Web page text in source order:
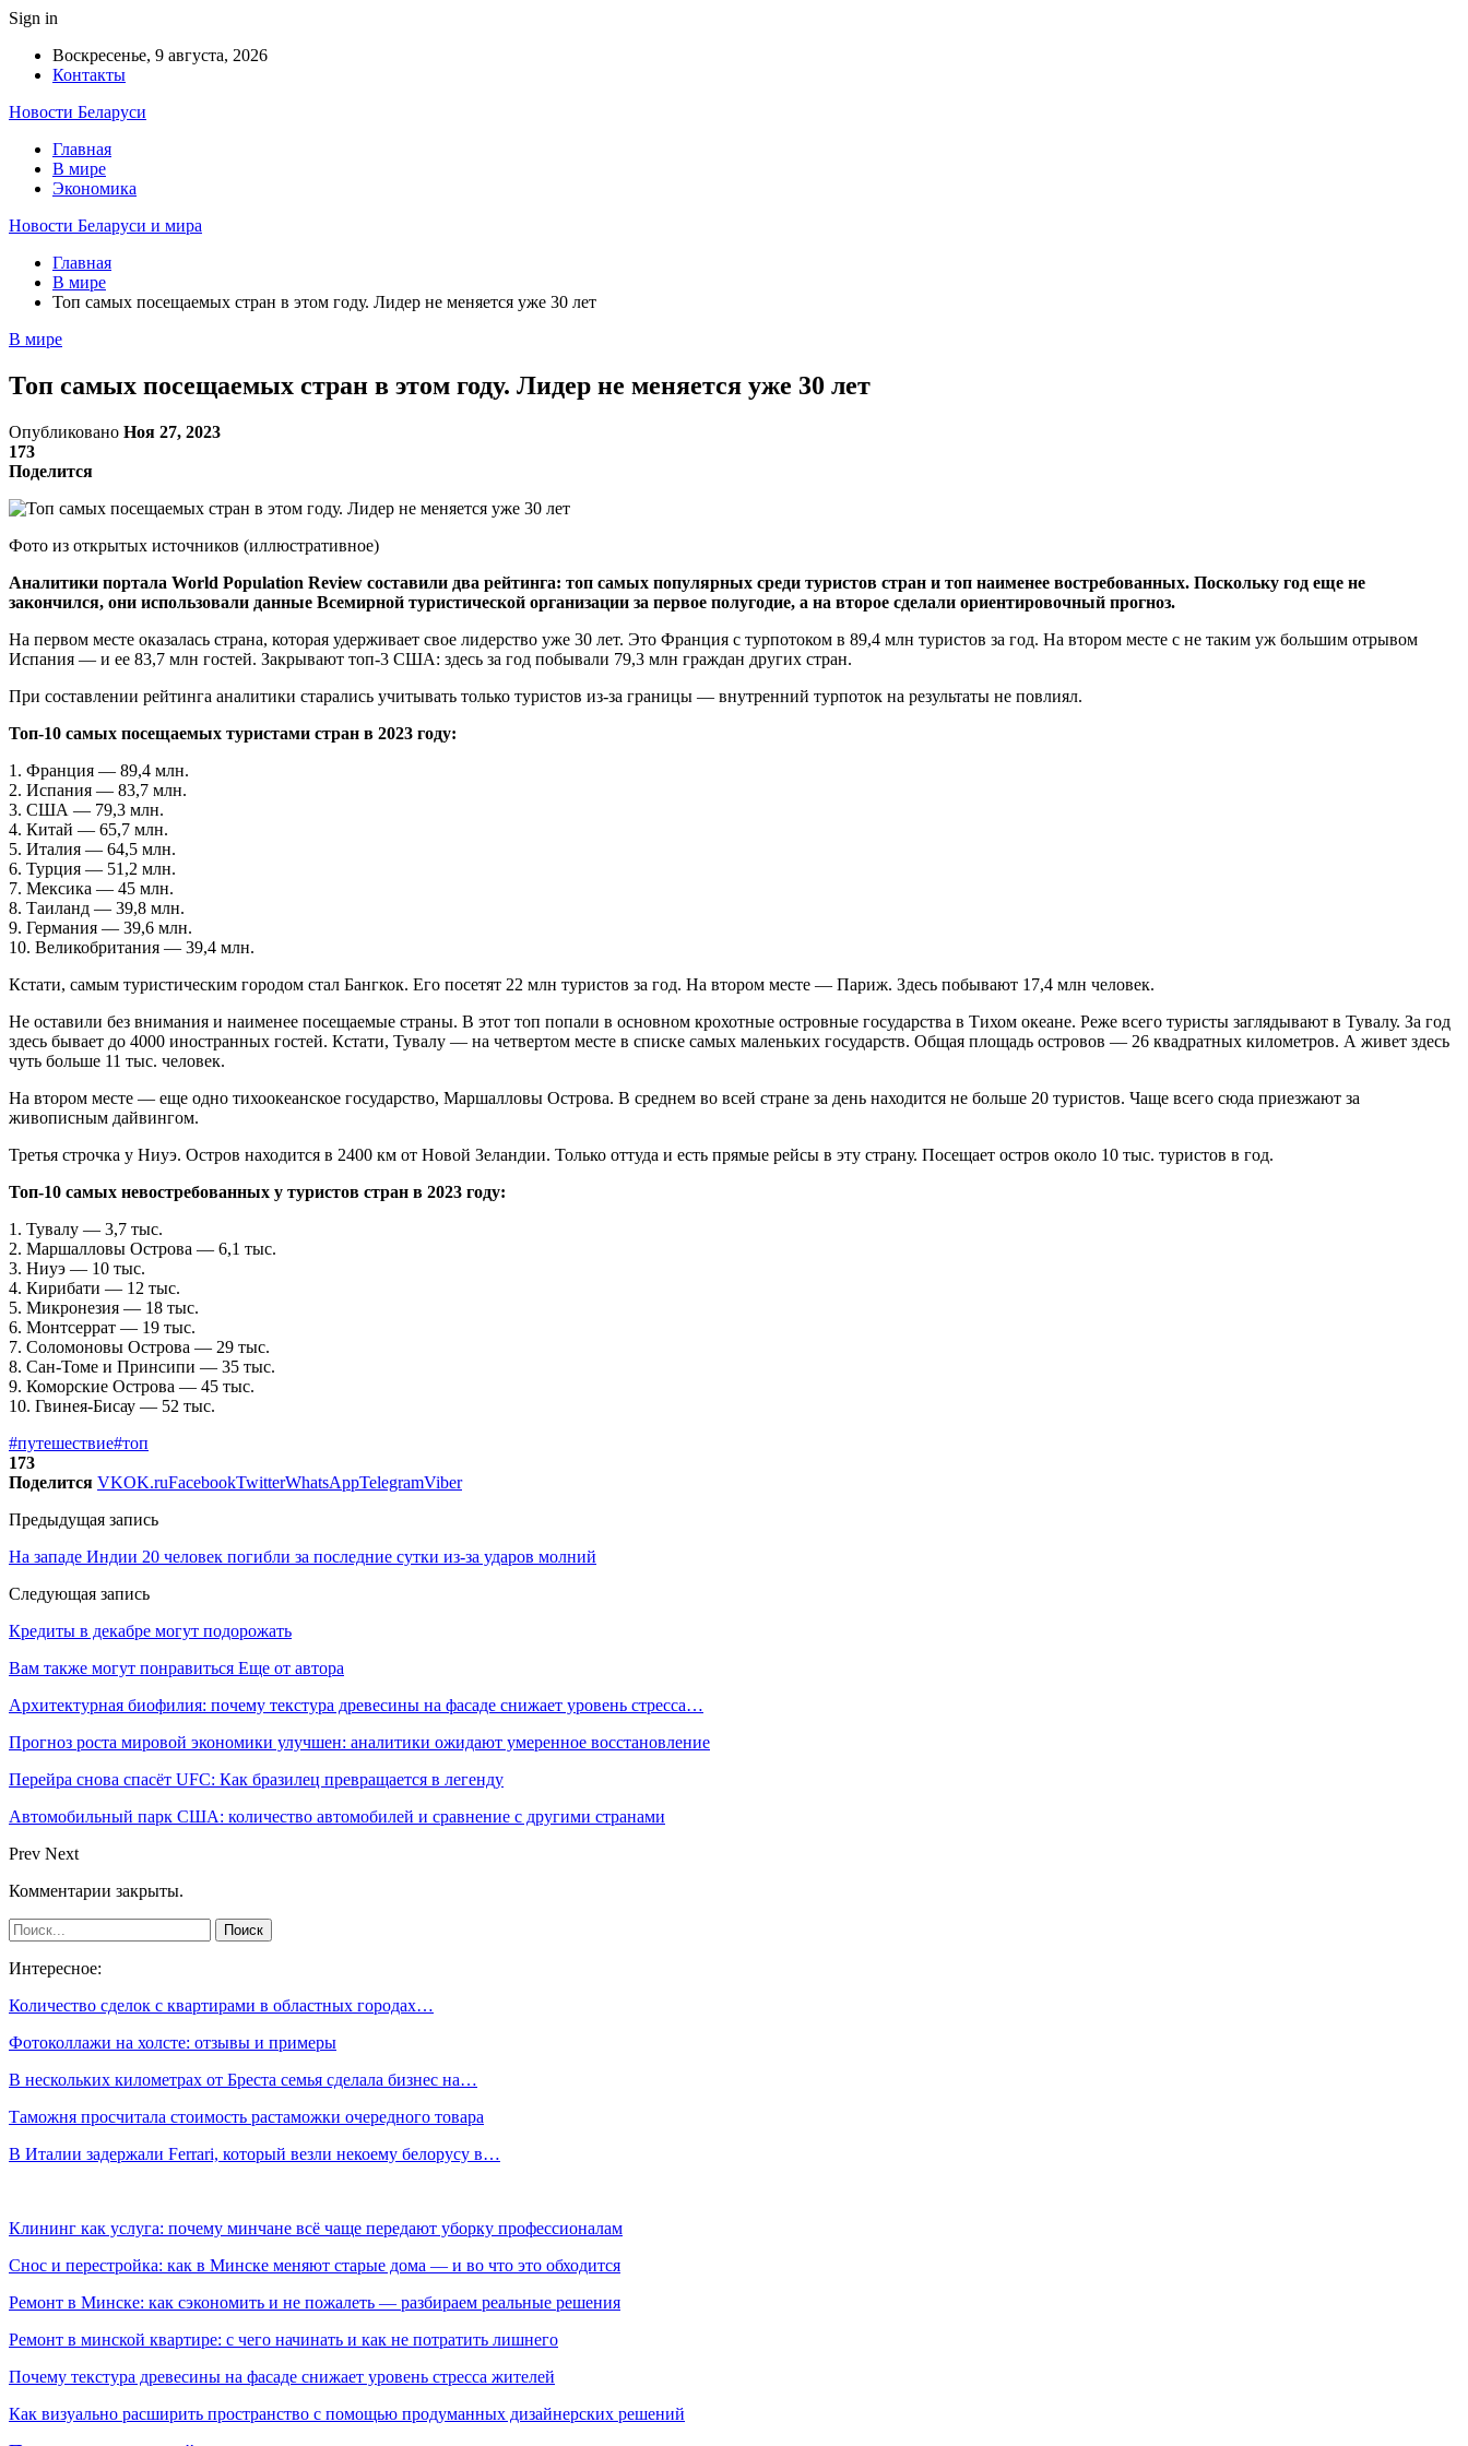
Sign in
Воскресенье, 9 августа, 2026
Контакты
Новости Беларуси
Главная
В мире
Экономика
Новости Беларуси и мира
Главная
В мире
Топ самых посещаемых стран в этом году. Лидер не меняется уже 30 лет
В мире
Топ самых посещаемых стран в этом году. Лидер не меняется уже 30 лет
Опубликовано Ноя 27, 2023
173
Поделится
Фото из открытых источников (иллюстративное)
Аналитики портала World Population Review составили два рейтинга: топ самых популярных среди туристов стран и топ наименее востребованных. Поскольку год еще не
закончился, они использовали данные Всемирной туристической организации за первое полугодие, а на второе сделали ориентировочный прогноз.
На первом месте оказалась страна, которая удерживает свое лидерство уже 30 лет. Это Франция с турпотоком в 89,4 млн туристов за год. На втором месте с не таким уж большим отрывом
Испания — и ее 83,7 млн гостей. Закрывают топ-3 США: здесь за год побывали 79,3 млн граждан других стран.
При составлении рейтинга аналитики старались учитывать только туристов из-за границы — внутренний турпоток на результаты не повлиял.
Топ-10 самых посещаемых туристами стран в 2023 году:
1. Франция — 89,4 млн.
2. Испания — 83,7 млн.
3. США — 79,3 млн.
4. Китай — 65,7 млн.
5. Италия — 64,5 млн.
6. Турция — 51,2 млн.
7. Мексика — 45 млн.
8. Таиланд — 39,8 млн.
9. Германия — 39,6 млн.
10. Великобритания — 39,4 млн.
Кстати, самым туристическим городом стал Бангкок. Его посетят 22 млн туристов за год. На втором месте — Париж. Здесь побывают 17,4 млн человек.
Не оставили без внимания и наименее посещаемые страны. В этот топ попали в основном крохотные островные государства в Тихом океане. Реже всего туристы заглядывают в Тувалу. За год
здесь бывает до 4000 иностранных гостей. Кстати, Тувалу — на четвертом месте в списке самых маленьких государств. Общая площадь островов — 26 квадратных километров. А живет здесь
чуть больше 11 тыс. человек.
На втором месте — еще одно тихоокеанское государство, Маршалловы Острова. В среднем во всей стране за день находится не больше 20 туристов. Чаще всего сюда приезжают за
живописным дайвингом.
Третья строчка у Ниуэ. Остров находится в 2400 км от Новой Зеландии. Только оттуда и есть прямые рейсы в эту страну. Посещает остров около 10 тыс. туристов в год.
Топ-10 самых невостребованных у туристов стран в 2023 году:
1. Тувалу — 3,7 тыс.
2. Маршалловы Острова — 6,1 тыс.
3. Ниуэ — 10 тыс.
4. Кирибати — 12 тыс.
5. Микронезия — 18 тыс.
6. Монтсеррат — 19 тыс.
7. Соломоновы Острова — 29 тыс.
8. Сан-Томе и Принсипи — 35 тыс.
9. Коморские Острова — 45 тыс.
10. Гвинея-Бисау — 52 тыс.
#путешествие#топ
173
Поделится VKOK.ruFacebookTwitterWhatsAppTelegramViber
Предыдущая запись
На западе Индии 20 человек погибли за последние сутки из-за ударов молний
Следующая запись
Кредиты в декабре могут подорожать
Вам также могут понравиться Еще от автора
Архитектурная биофилия: почему текстура древесины на фасаде снижает уровень стресса…
Прогноз роста мировой экономики улучшен: аналитики ожидают умеренное восстановление
Перейра снова спасёт UFC: Как бразилец превращается в легенду
Автомобильный парк США: количество автомобилей и сравнение с другими странами
Prev Next
Комментарии закрыты.
Интересное:
Количество сделок с квартирами в областных городах…
Фотоколлажи на холсте: отзывы и примеры
В нескольких километрах от Бреста семья сделала бизнес на…
Таможня просчитала стоимость растаможки очередного товара
В Италии задержали Ferrari, который везли некоему белорусу в…
Клининг как услуга: почему минчане всё чаще передают уборку профессионалам
Снос и перестройка: как в Минске меняют старые дома — и во что это обходится
Ремонт в Минске: как сэкономить и не пожалеть — разбираем реальные решения
Ремонт в минской квартире: с чего начинать и как не потратить лишнего
Почему текстура древесины на фасаде снижает уровень стресса жителей
Как визуально расширить пространство с помощью продуманных дизайнерских решений